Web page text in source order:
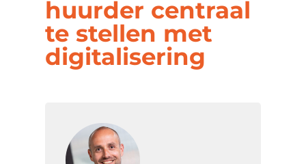
huurder centraal
te stellen met
digitalisering